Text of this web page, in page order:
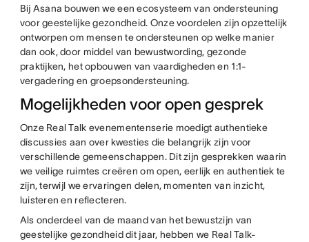
Bij Asana bouwen we een ecosysteem van ondersteuning
voor geestelijke gezondheid. Onze voordelen zijn opzettelijk
ontworpen om mensen te ondersteunen op welke manier
dan ook, door middel van bewustwording, gezonde
praktijken, het opbouwen van vaardigheden en 1:1-
vergadering en groepsondersteuning.
Mogelijkheden voor open gesprek
Onze Real Talk evenementenserie moedigt authentieke
discussies aan over kwesties die belangrijk zijn voor
verschillende gemeenschappen. Dit zijn gesprekken waarin
we veilige ruimtes creëren om open, eerlijk en authentiek te
zijn, terwijl we ervaringen delen, momenten van inzicht,
luisteren en reflecteren.
Als onderdeel van de maand van het bewustzijn van
geestelijke gezondheid dit jaar, hebben we Real Talk-